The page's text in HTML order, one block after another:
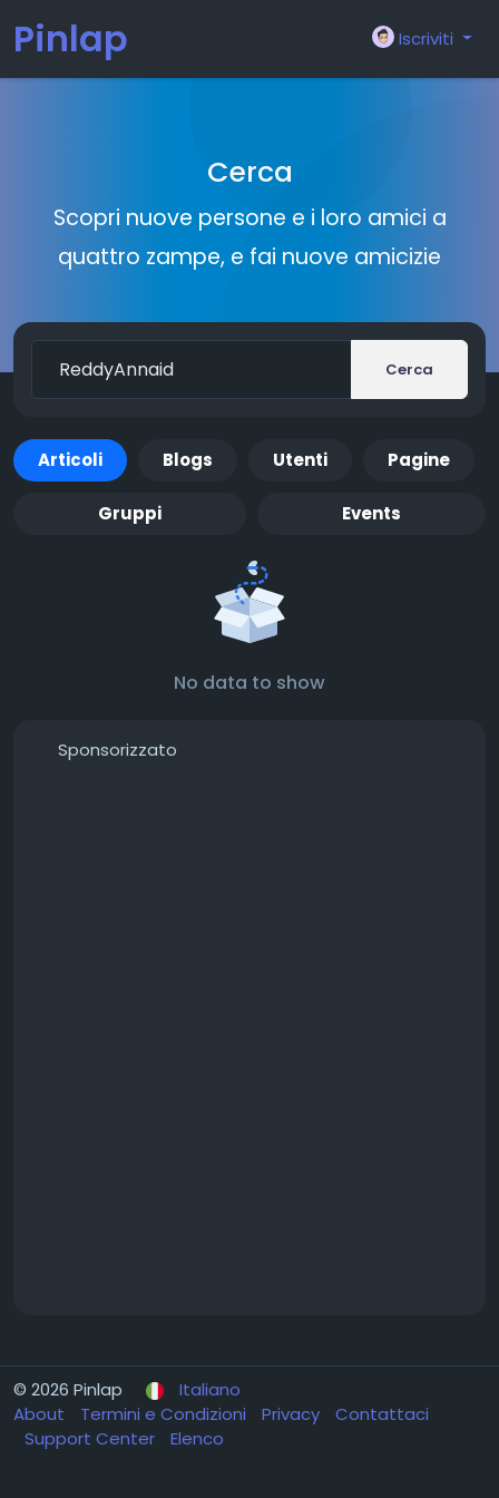
Pinlap Iscriviti
Cerca
Scopri nuove persone e i loro amici a
quattro zampe, e fai nuove amicizie
Cerca
Articoli Blogs Utenti Pagine
Gruppi Events
No data to show
Sponsorizzato
© 2026 Pinlap
Italiano
About
Termini e Condizioni Privacy
Contattaci
Support Center
Elenco